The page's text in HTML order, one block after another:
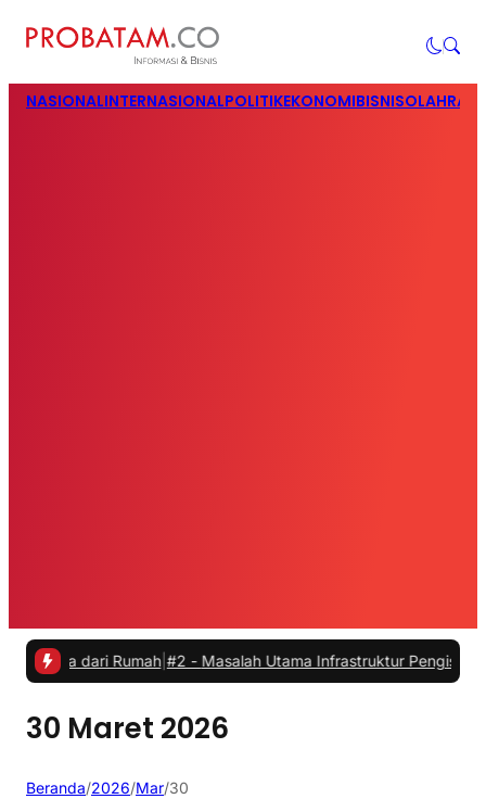
NASIONALINTERNASIONALPOLITIKEKONOMIBISNIS
dari Rumah| #2 -Masalah Utama Infrastruktur Pengisian Daya
30 Maret 2026
Beranda/2026/Mar/30